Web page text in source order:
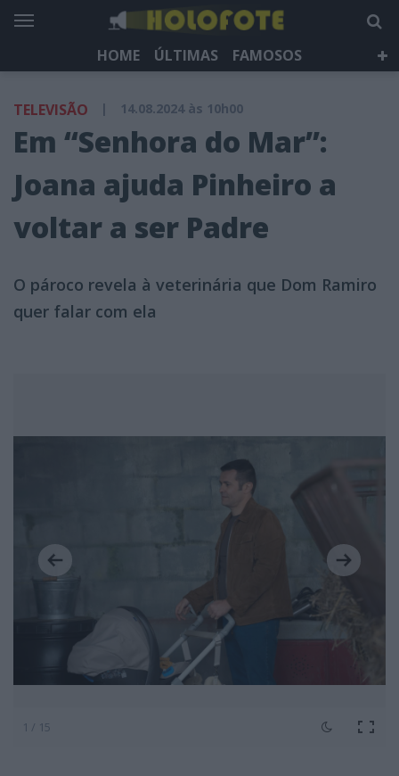
HOME ÚLTIMAS
FAMOSOS
HOLOFOTE TV
NEWSLETTER
TELEVISÃO | 14.08.2024 às 10h00
Em “Senhora do Mar”:
Joana ajuda Pinheiro a
voltar a ser Padre
O pároco revela à veterinária que Dom Ramiro
quer falar com ela
1 / 15